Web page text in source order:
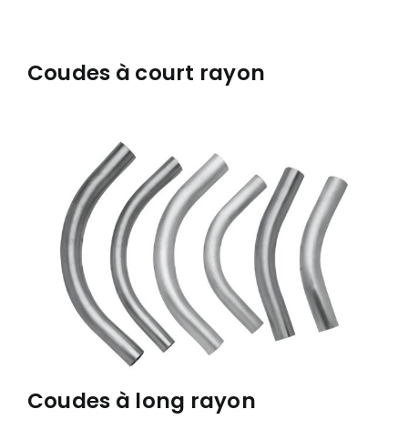
Coudes à court rayon
Coudes à long rayon